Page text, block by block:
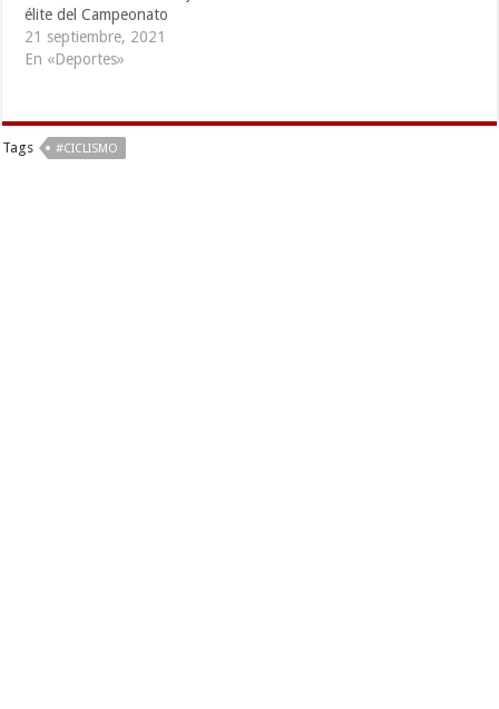
élite del Campeonato
Mundial de ciclismo de ruta,
concluida aquí, a una
un crono de 36.05 minutos
para doblegar sin
21 septiembre, 2021
En «Deportes»
Tags #CICLISMO